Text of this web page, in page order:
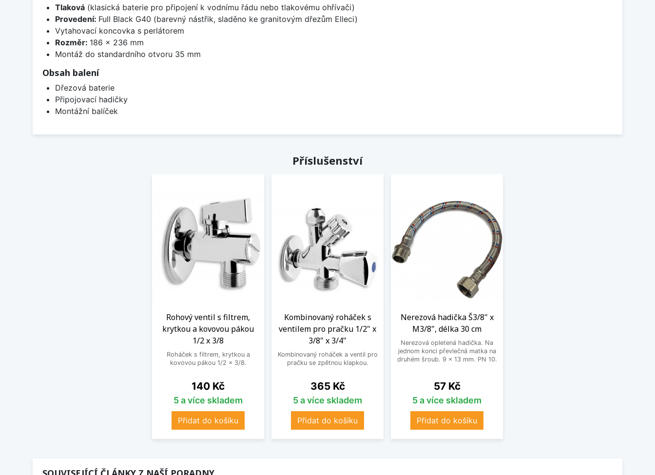
Tlaková(klasická baterie pro připojení k vodnímu řádu nebo tlakovému ohřívači)
Provedení: Full Black G40 (barevný nástřik, sladěno ke granitovým dřezům Elleci)
Vytahovací koncovka s perlátorem
Rozměr: 186 x 236 mm
Montáž do standardního otvoru 35 mm
Obsah balení
Dřezová baterie
Připojovací hadičky
Montážní balíček
Příslušenství
Rohový ventil s filtrem,
krytkou a kovovou pákou
1/2 x 3/8
Roháček s filtrem, krytkou a
kovovou pákou 1/2 x 3/8.
Cena
140 Kč
5 a více skladem
Přidat do košíku
Kombinovaný roháček s
ventilem pro pračku 1/2" x
3/8" x 3/4"
Kombinovaný roháček a ventil pro
pračku se zpětnou klapkou.
Cena
365 Kč
5 a více skladem
Přidat do košíku
Nerezová hadička Š3/8" x
M3/8", délka 30 cm
Nerezová opletená hadička. Na
jednom konci převlečná matka na
druhém šroub. 9 x 13 mm. PN 10.
Cena
57 Kč
5 a více skladem
Přidat do košíku